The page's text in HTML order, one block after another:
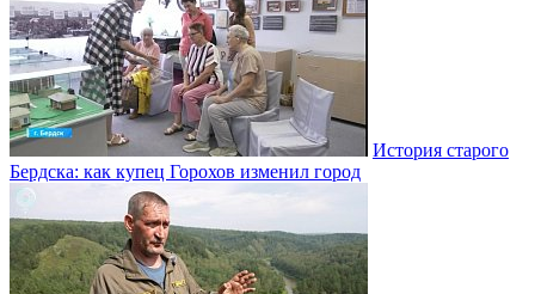
История старого
Бердска: как купец Горохов изменил город